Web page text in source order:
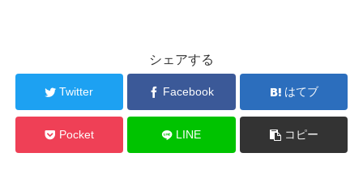
シェアする
Twitter Facebook はてブ
Pocket LINE コピー